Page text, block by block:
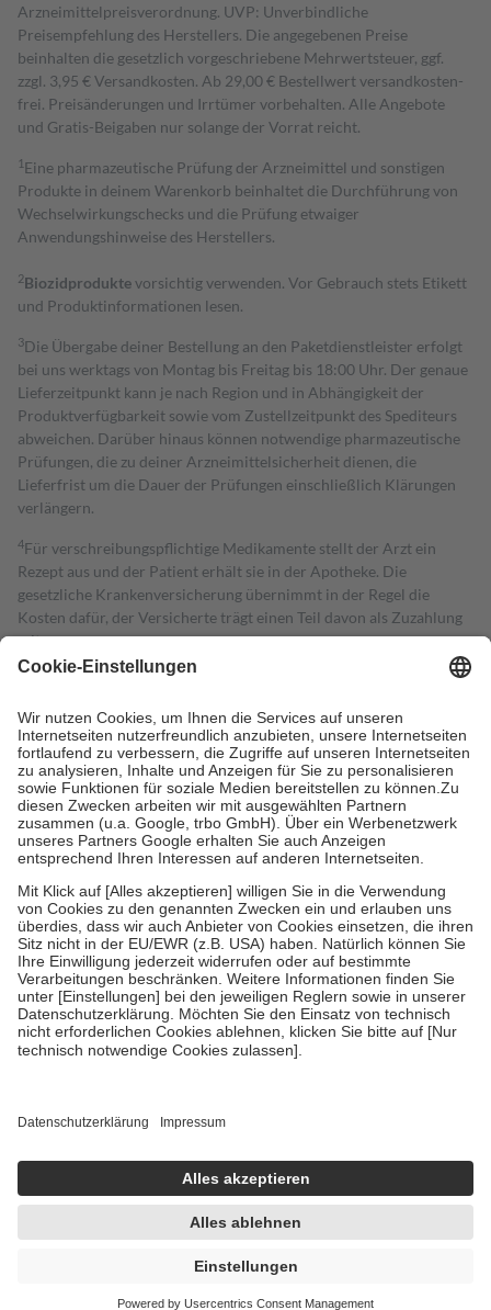
Arzneimittelpreisverordnung. UVP: Unverbindliche
Preisempfehlung des Herstellers. Die angegebenen Preise
beinhalten die gesetzlich vorgeschriebene Mehrwertsteuer, ggf.
zzgl. 3,95 € Versandkosten. Ab 29,00 € Bestell­wert versand­kosten­
frei. Preisänderungen und Irrtümer vorbehalten. Alle Angebote
und Gratis-Beigaben nur solange der Vorrat reicht.
1 Eine pharmazeutische Prüfung der Arzneimittel und sonstigen
Produkte in deinem Warenkorb beinhaltet die Durchführung von
Wechselwirkungschecks und die Prüfung etwaiger
Anwendungshinweise des Herstellers.
2Biozidproduktevorsichtig verwenden. Vor Gebrauch stets Etikett
und Produktinformationen lesen.
3Die Übergabe deiner Bestellung an den Paketdienstleister erfolgt
bei uns werktags von Montag bis Freitag bis 18:00 Uhr. Der genaue
Lieferzeitpunkt kann je nach Region und in Abhängigkeit der
Produktverfügbarkeit sowie vom Zustellzeitpunkt des Spediteurs
abweichen. Darüber hinaus können notwendige pharmazeutische
Prüfungen, die zu deiner Arzneimittelsicherheit dienen, die
Lieferfrist um die Dauer der Prüfungen einschließlich Klärungen
verlängern.
4Für verschreibungspflichtige Medikamente stellt der Arzt ein
Rezept aus und der Patient erhält sie in der Apotheke. Die
gesetzliche Krankenversicherung übernimmt in der Regel die
Kosten dafür, der Versicherte trägt einen Teil davon als Zuzahlung
mit.
Grundsätzlich leisten Mitglieder Zuzahlungen in Höhe von zehn
höchstens zehn Euro.
Es sind jedoch nie mehr als die tatsächlichen
Kosten der Leistung zu entrichten.
Diese Regeln gelten grundsätzlich auch für Online-Apotheken.
Bei Heilmitteln und häuslicher Krankenpflege beträgt die
Zuzahlung zehn Prozent der Kosten sowie zehn Euro je
Verordnung.
Um das Engagement der Versicherten für ihre eigene Gesundheit zu
stärken und die besondere Stellung der Familie zu unterstützen,
fallenkeine Zuzahlungenan bei:
• Kindern und Jugendlichen bis zum vollendeten 18. Lebensjahr
mit Ausnahme der Fahrkosten
• Untersuchungen zur Vorsorge und Früherkennung, die von der
GKV getragen werden
• empfohlenen Schutzimpfungen
• Harn- und Blutteststreifen
getroffen, um sicherzustellen, dass es sich um echte Bewertungen
https://help.etrusted.com/hc/de/articles/4419944605341
Einige Bilder und Inhalte wurden unter Zuhilfenahme künstlicher